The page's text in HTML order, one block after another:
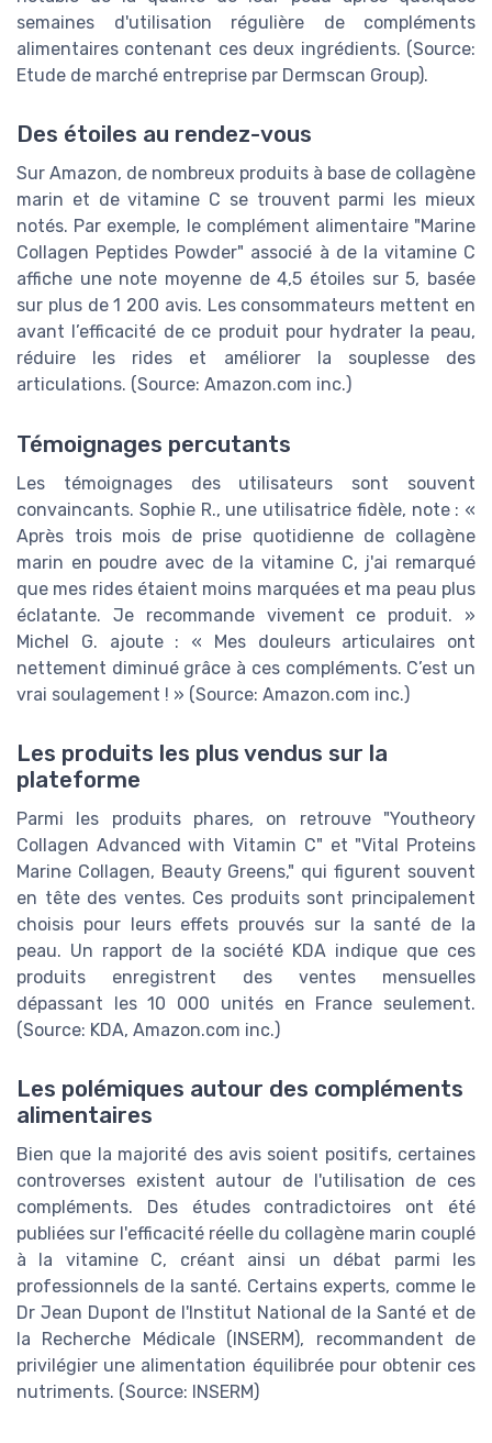
semaines d'utilisation régulière de compléments
alimentaires contenant ces deux ingrédients. (Source:
Etude de marché entreprise par Dermscan Group).
Des étoiles au rendez-vous
Sur Amazon, de nombreux produits à base de collagène
marin et de vitamine C se trouvent parmi les mieux
notés. Par exemple, le complément alimentaire "Marine
Collagen Peptides Powder" associé à de la vitamine C
affiche une note moyenne de 4,5 étoiles sur 5, basée
sur plus de 1 200 avis. Les consommateurs mettent en
avant l’efficacité de ce produit pour hydrater la peau,
réduire les rides et améliorer la souplesse des
articulations. (Source: Amazon.com inc.)
Témoignages percutants
Les témoignages des utilisateurs sont souvent
convaincants. Sophie R., une utilisatrice fidèle, note : «
Après trois mois de prise quotidienne de collagène
marin en poudre avec de la vitamine C, j'ai remarqué
que mes rides étaient moins marquées et ma peau plus
éclatante. Je recommande vivement ce produit. »
Michel G. ajoute : « Mes douleurs articulaires ont
nettement diminué grâce à ces compléments. C’est un
vrai soulagement ! » (Source: Amazon.com inc.)
Les produits les plus vendus sur la
plateforme
Parmi les produits phares, on retrouve "Youtheory
Collagen Advanced with Vitamin C" et "Vital Proteins
Marine Collagen, Beauty Greens," qui figurent souvent
en tête des ventes. Ces produits sont principalement
choisis pour leurs effets prouvés sur la santé de la
peau. Un rapport de la société KDA indique que ces
produits enregistrent des ventes mensuelles
dépassant les 10 000 unités en France seulement.
(Source: KDA, Amazon.com inc.)
Les polémiques autour des compléments
alimentaires
Bien que la majorité des avis soient positifs, certaines
controverses existent autour de l'utilisation de ces
compléments. Des études contradictoires ont été
publiées sur l'efficacité réelle du collagène marin couplé
à la vitamine C, créant ainsi un débat parmi les
professionnels de la santé. Certains experts, comme le
Dr Jean Dupont de l'Institut National de la Santé et de
la Recherche Médicale (INSERM), recommandent de
privilégier une alimentation équilibrée pour obtenir ces
nutriments. (Source: INSERM)